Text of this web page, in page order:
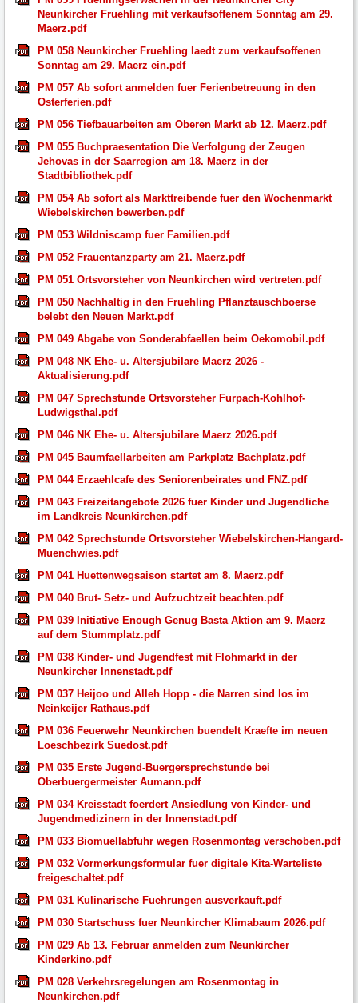
Neunkircher Fruehling mit verkaufsoffenem Sonntag am 29.
Maerz.pdf
PM 058 Neunkircher Fruehling laedt zum verkaufsoffenen
Sonntag am 29. Maerz ein.pdf
PM 057 Ab sofort anmelden fuer Ferienbetreuung in den
Osterferien.pdf
PM 056 Tiefbauarbeiten am Oberen Markt ab 12. Maerz.pdf
PM 055 Buchpraesentation Die Verfolgung der Zeugen
Jehovas in der Saarregion am 18. Maerz in der
Stadtbibliothek.pdf
PM 054 Ab sofort als Markttreibende fuer den Wochenmarkt
Wiebelskirchen bewerben.pdf
PM 053 Wildniscamp fuer Familien.pdf
PM 052 Frauentanzparty am 21. Maerz.pdf
PM 051 Ortsvorsteher von Neunkirchen wird vertreten.pdf
PM 050 Nachhaltig in den Fruehling Pflanztauschboerse
belebt den Neuen Markt.pdf
PM 049 Abgabe von Sonderabfaellen beim Oekomobil.pdf
PM 048 NK Ehe- u. Altersjubilare Maerz 2026 -
Aktualisierung.pdf
PM 047 Sprechstunde Ortsvorsteher Furpach-Kohlhof-
Ludwigsthal.pdf
PM 046 NK Ehe- u. Altersjubilare Maerz 2026.pdf
PM 045 Baumfaellarbeiten am Parkplatz Bachplatz.pdf
PM 044 Erzaehlcafe des Seniorenbeirates und FNZ.pdf
PM 043 Freizeitangebote 2026 fuer Kinder und Jugendliche
im Landkreis Neunkirchen.pdf
PM 042 Sprechstunde Ortsvorsteher Wiebelskirchen-Hangard-
Muenchwies.pdf
PM 041 Huettenwegsaison startet am 8. Maerz.pdf
PM 040 Brut- Setz- und Aufzuchtzeit beachten.pdf
PM 039 Initiative Enough Genug Basta Aktion am 9. Maerz
auf dem Stummplatz.pdf
PM 038 Kinder- und Jugendfest mit Flohmarkt in der
Neunkircher Innenstadt.pdf
PM 037 Heijoo und Alleh Hopp - die Narren sind los im
Neinkeijer Rathaus.pdf
PM 036 Feuerwehr Neunkirchen buendelt Kraefte im neuen
Loeschbezirk Suedost.pdf
PM 035 Erste Jugend-Buergersprechstunde bei
Oberbuergermeister Aumann.pdf
PM 034 Kreisstadt foerdert Ansiedlung von Kinder- und
Jugendmedizinern in der Innenstadt.pdf
PM 033 Biomuellabfuhr wegen Rosenmontag verschoben.pdf
PM 032 Vormerkungsformular fuer digitale Kita-Warteliste
freigeschaltet.pdf
PM 031 Kulinarische Fuehrungen ausverkauft.pdf
PM 030 Startschuss fuer Neunkircher Klimabaum 2026.pdf
PM 029 Ab 13. Februar anmelden zum Neunkircher
Kinderkino.pdf
PM 028 Verkehrsregelungen am Rosenmontag in
Neunkirchen.pdf